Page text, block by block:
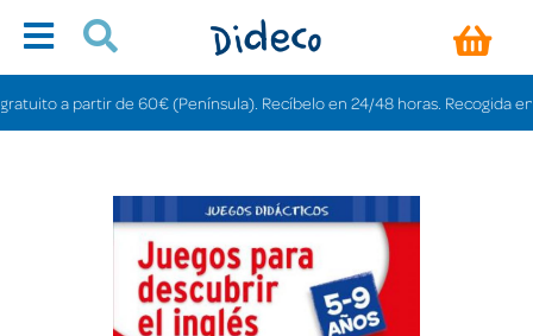
a partir de 60€ (Península). Recíbelo en 24/48 horas. Recogida en